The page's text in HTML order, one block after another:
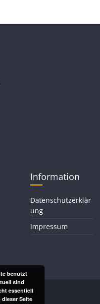
Information
Datenschutzerklär
ung
Impressum
benutzt
sind
essentiell
Seite